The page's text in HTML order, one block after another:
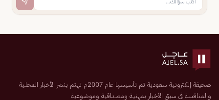
صحيفة إلكترونية سعودية تم تأسيسها عام 2007م تهتم بنشر الأخبار المحلية
والمنافسة في سبق الأخبار بمهنية ومصداقية وموضوعية